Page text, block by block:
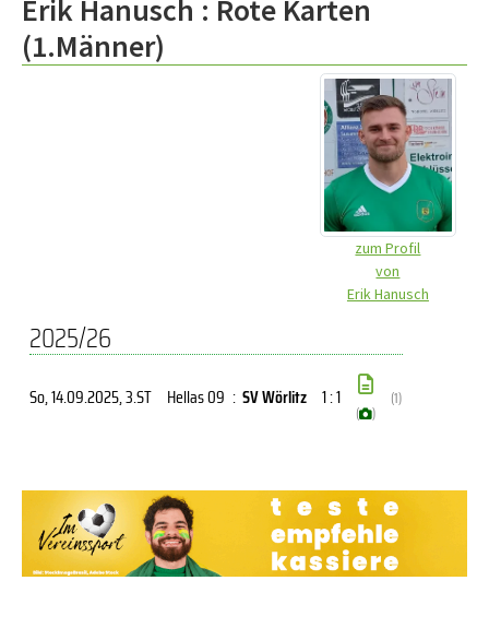
Erik Hanusch : Rote Karten
(1.Männer)
zum Profil
von
Erik Hanusch
2025/26
So, 14.09.2025, 3.ST Hellas 09 : SV Wörlitz 1 : 1
( )
(1)